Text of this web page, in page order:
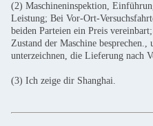
(2) Maschineninspektion,
Leistung; Bei Vor-Ort-
beiden Parteien ein Preis
Zustand der Maschine
unterzeichnen, die Lieferung nach
(3) Ich zeige dir Shanghai.